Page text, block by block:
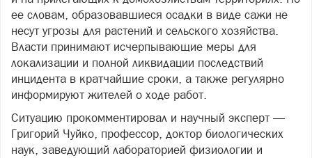
ее словам, образовавшиеся осадки в виде сажи не
несут угрозы для растений и сельского хозяйства.
Власти принимают исчерпывающие меры для
локализации и полной ликвидации последствий
инцидента в кратчайшие сроки, а также регулярно
информируют жителей о ходе работ.
Ситуацию прокомментировал и научный эксперт —
Григорий Чуйко, профессор, доктор биологических
наук, заведующий лабораторией физиологии и